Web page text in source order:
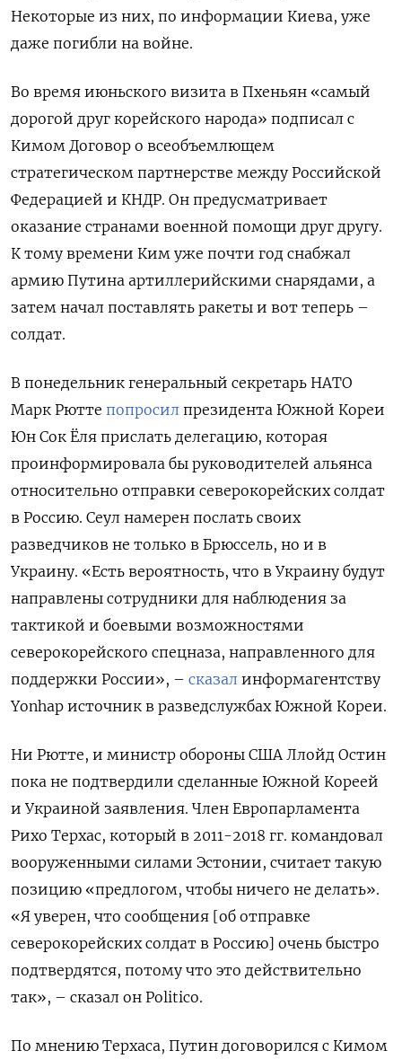
Некоторые из них, по информации Киева, уже
даже погибли на войне.
Во время июньского визита в Пхеньян «самый
дорогой друг корейского народа» подписал с
Кимом Договор о всеобъемлющем
стратегическом партнерстве между Российской
Федерацией и КНДР. Он предусматривает
оказание странами военной помощи друг другу.
К тому времени Ким уже почти год снабжал
армию Путина артиллерийскими снарядами, а
затем начал поставлять ракеты и вот теперь –
солдат.
В понедельник генеральный секретарь НАТО
Марк Рютте попросил президента Южной Кореи
Юн Сок Ёля прислать делегацию, которая
проинформировала бы руководителей альянса
относительно отправки северокорейских солдат
в Россию. Сеул намерен послать своих
разведчиков не только в Брюссель, но и в
Украину. «Есть вероятность, что в Украину будут
направлены сотрудники для наблюдения за
тактикой и боевыми возможностями
северокорейского спецназа, направленного для
поддержки России», – сказал информагентству
Yonhap источник в разведслужбах Южной Кореи.
Ни Рютте, и министр обороны США Ллойд Остин
пока не подтвердили сделанные Южной Кореей
и Украиной заявления. Член Европарламента
Рихо Терхас, который в 2011-2018 гг. командовал
вооруженными силами Эстонии, считает такую
позицию «предлогом, чтобы ничего не делать».
«Я уверен, что сообщения [об отправке
северокорейских солдат в Россию] очень быстро
подтвердятся, потому что это действительно
так», – сказал он Politico.
По мнению Терхаса, Путин договорился с Кимом